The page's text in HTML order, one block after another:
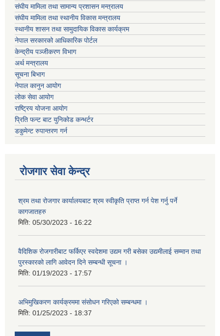
संघीय मामिला तथा सामान्य प्रशासन मन्त्रालय
संघीय मामिला तथा स्थानीय विकास मन्त्रालय
स्थानीय शासन तथा सामुदायिक विकास कार्यक्रम
नेपाल सरकारको आधिकारिक पोर्टल
केन्द्रीय पञ्जीकरण विभाग
अर्थ मन्त्रालय
सूचना बिभाग
नेपाल कानुन आयोग
लोक सेवा आयोग
राष्ट्रिय योजना आयोग
प्रिति फन्ट बाट युनिकोड कन्भर्टर
डकुमेन्ट रुपान्तरण गर्न
रोजगार सेवा केन्द्र
श्रम तथा रोजगार कार्यालयबाट श्रम स्वीकृति प्राप्त गर्न पेश गर्नु पर्ने
कागजातहरु
मिति: 05/30/2023 - 16:22
वैदिशिक रोजगारीबाट फर्किएर स्वदेशमा उद्यम गरी बसेका उद्यमीलाई सम्मान तथा
पुरस्कारको लागि आवेदन दिने सम्बन्धी सूचना ।
मिति: 01/19/2023 - 17:57
अभिमुखिकरण कार्यक्रममा संसोधन गरिएको सम्बन्धमा ।
मिति: 01/25/2023 - 18:37